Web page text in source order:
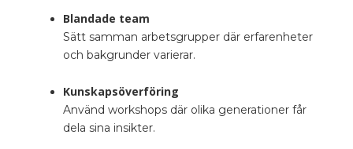
Blandade team
Sätt samman arbetsgrupper där erfarenheter
och bakgrunder varierar.
Kunskapsöverföring
Använd workshops där olika generationer får
dela sina insikter.